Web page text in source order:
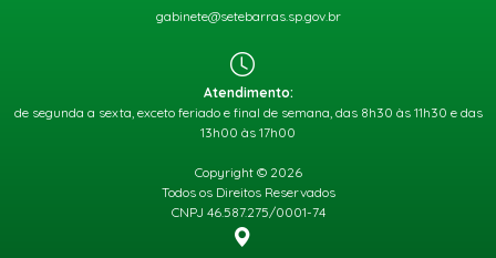
gabinete@setebarras.sp.gov.br
Atendimento:
de segunda a sexta, exceto feriado e final de semana, das 8h30 às 11h30 e das
13h00 às 17h00
Copyright © 2026
Todos os Direitos Reservados
CNPJ 46.587.275/0001-74